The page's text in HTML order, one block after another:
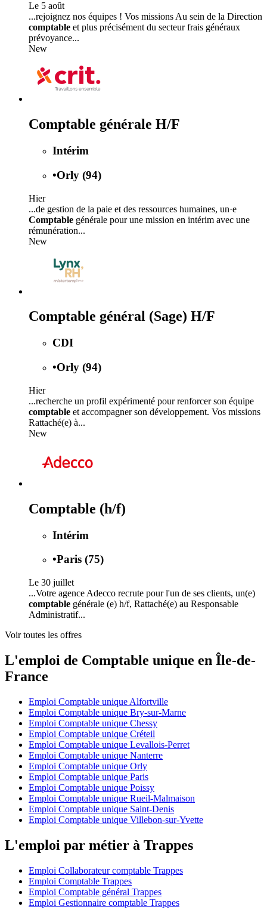
Le 5 août
...rejoignez nos équipes ! Vos missions Au sein de la Direction
comptable et plus précisément du secteur frais généraux
prévoyance...
New
Comptable générale H/F
Intérim
•Orly (94)
Hier
...de gestion de la paie et des ressources humaines, un·e
Comptable générale pour une mission en intérim avec une
rémunération...
New
Comptable général (Sage) H/F
CDI
•Orly (94)
Hier
...recherche un profil expérimenté pour renforcer son équipe
comptable et accompagner son développement. Vos missions
Rattaché(e) à...
New
Comptable (h/f)
Intérim
•Paris (75)
Le 30 juillet
...Votre agence Adecco recrute pour l'un de ses clients, un(e)
comptable générale (e) h/f, Rattaché(e) au Responsable
Administratif...
Voir toutes les offres
L'emploi de Comptable unique en Île-de-
France
Emploi Comptable unique Alfortville
Emploi Comptable unique Bry-sur-Marne
Emploi Comptable unique Chessy
Emploi Comptable unique Créteil
Emploi Comptable unique Levallois-Perret
Emploi Comptable unique Nanterre
Emploi Comptable unique Orly
Emploi Comptable unique Paris
Emploi Comptable unique Poissy
Emploi Comptable unique Rueil-Malmaison
Emploi Comptable unique Saint-Denis
Emploi Comptable unique Villebon-sur-Yvette
L'emploi par métier à Trappes
Emploi Collaborateur comptable Trappes
Emploi Comptable Trappes
Emploi Comptable général Trappes
Emploi Gestionnaire comptable Trappes